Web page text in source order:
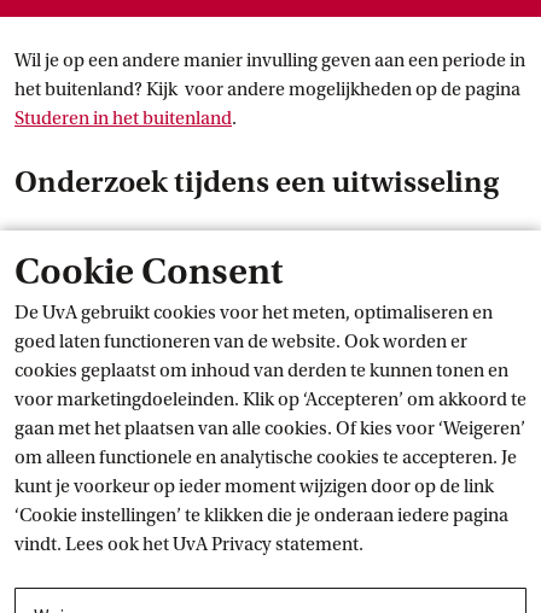
Cookie Consent
De UvA gebruikt cookies voor het meten, optimaliseren en
goed laten functioneren van de website. Ook worden er
cookies geplaatst om inhoud van derden te kunnen tonen en
voor marketingdoeleinden. Klik op ‘Accepteren’ om akkoord te
gaan met het plaatsen van alle cookies. Of kies voor ‘Weigeren’
om alleen functionele en analytische cookies te accepteren. Je
kunt je voorkeur op ieder moment wijzigen door op de link
‘Cookie instellingen’ te klikken die je onderaan iedere pagina
vindt. Lees ook hetUvA Privacy statement.
Wil je op een andere manier invulling geven aan een periode in
het buitenland? Kijk voor andere mogelijkheden op de pagina
Studeren in het buitenland.
Onderzoek tijdens een uitwisseling
vakken) te combineren met het doen van onderzoek aan de
partneruniversiteit? Dat is meestal lastig. Wanneer je interesse
hebt om tijdens je uitwisseling ook onderzoek te doen, neem
dan tijdig contact op met de afdeling die de overeenkomst met
de desbetreffende universiteit beheert;Bureau Internationale
Studentenmobiliteit (BIS) of decontactpersoon
internationaliseringvan jouw opleiding. Zij kunnen je
adviseren of er in het contract met een andere universiteit
ruimte is voor het uitvoeren van onderzoek.